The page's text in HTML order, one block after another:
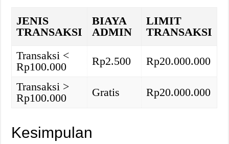
JENIS
TRANSAKSI
BIAYA
ADMIN
LIMIT
TRANSAKSI
Transaksi <
Rp100.000
Rp2.500
Rp20.000.000
Transaksi >
Rp100.000
Gratis Rp20.000.000
Kesimpulan